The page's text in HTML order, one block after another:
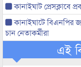
কানাইঘাট প্রেসক্লাবে
কানাইঘাটে বিএনপির
চান নেতাকর্মীরা
এই